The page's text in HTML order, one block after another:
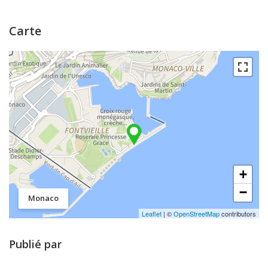
Carte
Monaco
+
−
Leaflet | ©OpenStreetMapcontributors
Publié par